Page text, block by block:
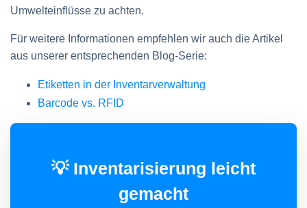
Umwelteinflüsse zu achten.
Für weitere Informationen empfehlen wir auch die Artikel
aus unserer entsprechenden Blog-Serie:
Etiketten in der Inventarverwaltung
Barcode vs. RFID
💡 Inventarisierung leicht
gemacht